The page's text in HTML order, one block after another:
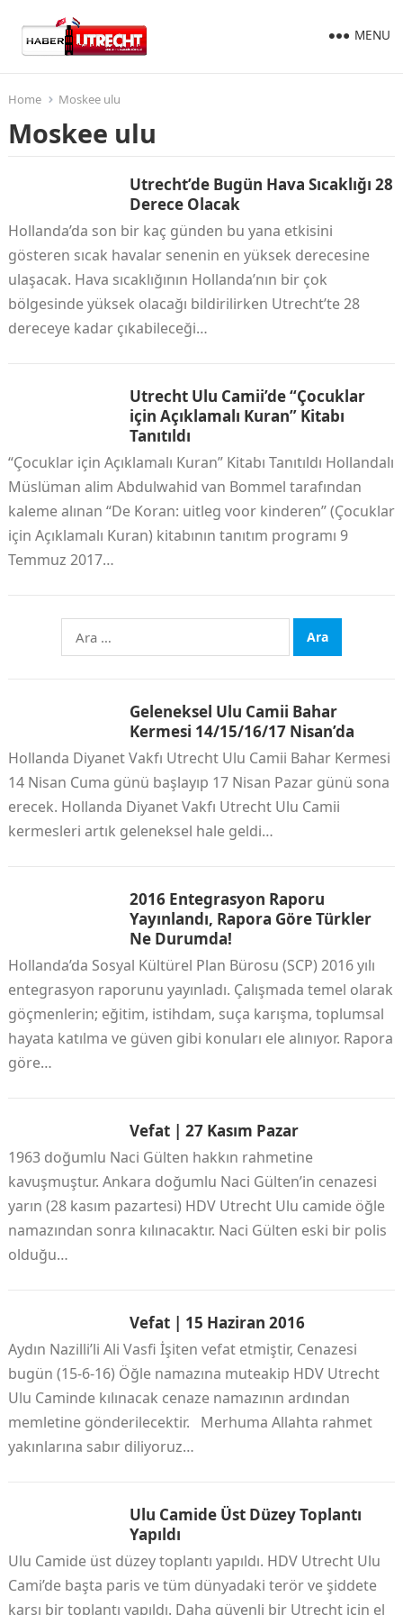
MENU
Home Moskee ulu
Moskee ulu
Utrecht’de Bugün Hava Sıcaklığı 28
Derece Olacak
Hollanda’da son bir kaç günden bu yana etkisini
gösteren sıcak havalar senenin en yüksek derecesine
ulaşacak. Hava sıcaklığının Hollanda’nın bir çok
bölgesinde yüksek olacağı bildirilirken Utrecht’te 28
dereceye kadar çıkabileceği…
Utrecht Ulu Camii’de “Çocuklar
için Açıklamalı Kuran” Kitabı
Tanıtıldı
“Çocuklar için Açıklamalı Kuran” Kitabı Tanıtıldı Hollandalı
Müslüman alim Abdulwahid van Bommel tarafından
kaleme alınan “De Koran: uitleg voor kinderen” (Çocuklar
için Açıklamalı Kuran) kitabının tanıtım programı 9
Temmuz 2017…
Arama:
Geleneksel Ulu Camii Bahar
Kermesi 14/15/16/17 Nisan’da
Hollanda Diyanet Vakfı Utrecht Ulu Camii Bahar Kermesi
14 Nisan Cuma günü başlayıp 17 Nisan Pazar günü sona
erecek. Hollanda Diyanet Vakfı Utrecht Ulu Camii
kermesleri artık geleneksel hale geldi…
2016 Entegrasyon Raporu
Yayınlandı, Rapora Göre Türkler
Ne Durumda!
Hollanda’da Sosyal Kültürel Plan Bürosu (SCP) 2016 yılı
entegrasyon raporunu yayınladı. Çalışmada temel olarak
göçmenlerin; eğitim, istihdam, suça karışma, toplumsal
hayata katılma ve güven gibi konuları ele alınıyor. Rapora
göre…
Vefat | 27 Kasım Pazar
1963 doğumlu Naci Gülten hakkın rahmetine
kavuşmuştur. Ankara doğumlu Naci Gülten’in cenazesi
yarın (28 kasım pazartesi) HDV Utrecht Ulu camide öğle
namazından sonra kılınacaktır. Naci Gülten eski bir polis
olduğu…
Vefat | 15 Haziran 2016
Aydın Nazilli’li Ali Vasfi İşiten vefat etmiştir, Cenazesi
bugün (15-6-16) Öğle namazına muteakip HDV Utrecht
Ulu Caminde kılınacak cenaze namazının ardından
memletine gönderilecektir. Merhuma Allahta rahmet
yakınlarına sabır diliyoruz…
Ulu Camide Üst Düzey Toplantı
Yapıldı
Ulu Camide üst düzey toplantı yapıldı. HDV Utrecht Ulu
Cami’de başta paris ve tüm dünyadaki terör ve şiddete
karşı bir toplantı yapıldı. Daha güvenli bir Utrecht için el